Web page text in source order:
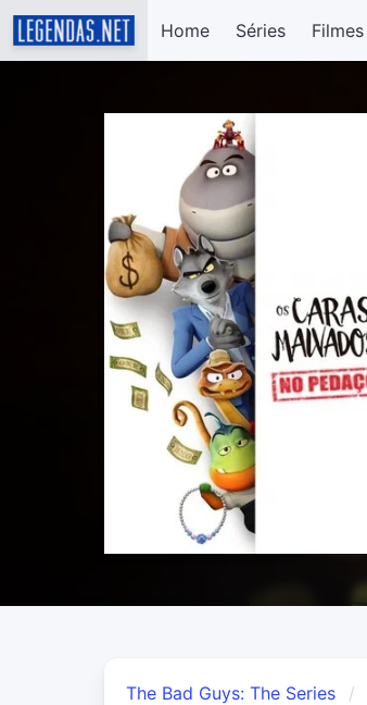
Home Séries Filmes
The Bad Guys: The Series